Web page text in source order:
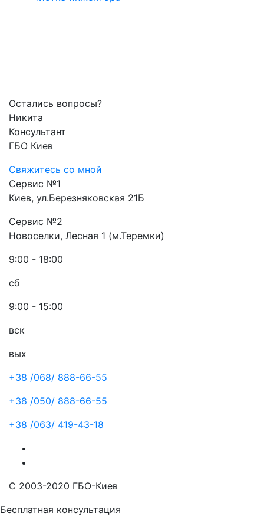
Остались вопросы?
Никита
Консультант
ГБО Киев
Свяжитесь со мной
Сервис №1
Киев, ул.Березняковская 21Б
Сервис №2
Новоселки, Лесная 1 (м.Теремки)
9:00 - 18:00
сб
9:00 - 15:00
вск
вых
+38 /068/ 888-66-55
+38 /050/ 888-66-55
+38 /063/ 419-43-18
С 2003-2020 ГБО-Киев
Бесплатная консультация